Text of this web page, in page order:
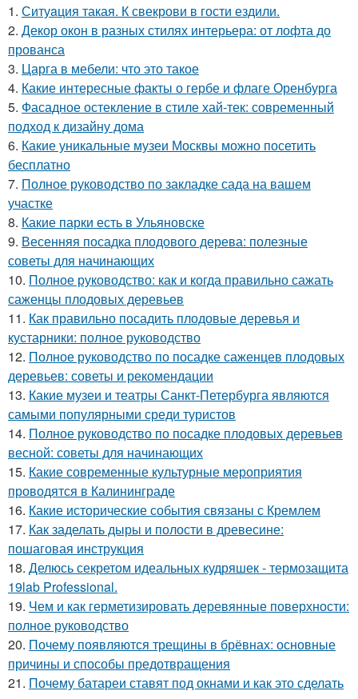
1. Ситуaция такая. К свекрови в гости ездили.
2. Декор окон в разных стилях интерьера: от лофта до
прованса
3. Царга в мебели: что это такое
4. Какие интересные факты о гербе и флаге Оренбурга
5. Фасадное остекление в стиле хай-тек: современный
подход к дизайну дома
6. Какие уникальные музеи Москвы можно посетить
бесплатно
7. Полное руководство по закладке сада на вашем
участке
8. Какие парки есть в Ульяновске
9. Весенняя посадка плодового дерева: полезные
советы для начинающих
10. Полное руководство: как и когда правильно сажать
саженцы плодовых деревьев
11. Как правильно посадить плодовые деревья и
кустарники: полное руководство
12. Полное руководство по посадке саженцев плодовых
деревьев: советы и рекомендации
13. Какие музеи и театры Санкт-Петербурга являются
самыми популярными среди туристов
14. Полное руководство по посадке плодовых деревьев
весной: советы для начинающих
15. Какие современные культурные мероприятия
проводятся в Калининграде
16. Какие исторические события связаны с Кремлем
17. Как заделать дыры и полости в древесине:
пошаговая инструкция
18. Делюсь секретом идеальных кудряшек - термозащита
19lab Professional.
19. Чем и как герметизировать деревянные поверхности:
полное руководство
20. Почему появляются трещины в брёвнах: основные
причины и способы предотвращения
21. Почему батареи ставят под окнами и как это сделать